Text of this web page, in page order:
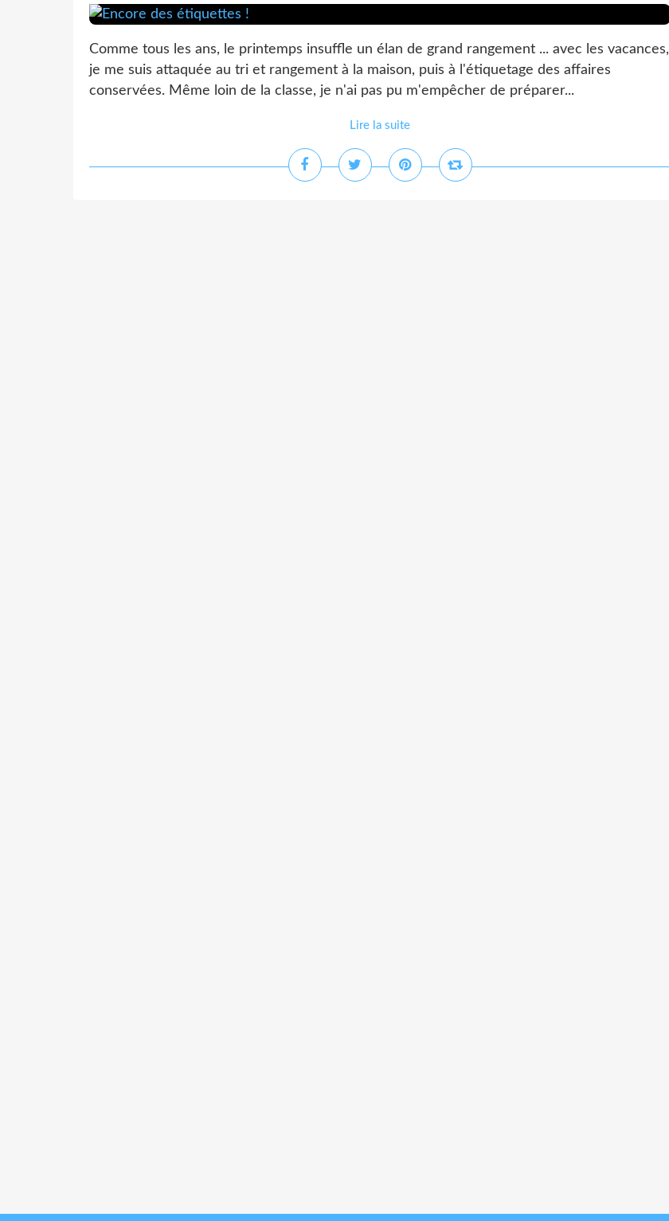
Comme tous les ans, le printemps insuffle un élan de grand rangement ... avec les vacances,
je me suis attaquée au tri et rangement à la maison, puis à l'étiquetage des affaires
conservées. Même loin de la classe, je n'ai pas pu m'empêcher de préparer...
Lire la suite